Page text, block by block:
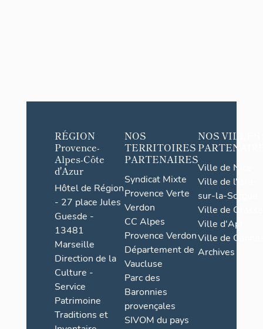
RÉGION
Provence-
Alpes-Côte
d'Azur
Hôtel de Région
- 27 place Jules
Guesde -
13481
Marseille
Direction de la
Culture -
Service
Patrimoine
Traditions et
NOS
TERRITOIRES
PARTENAIRES
Syndicat Mixte
Provence Verte
Verdon
CC Alpes
Provence Verdon
Département de
Vaucluse
Parc des
Baronnies
provençales
SIVOM du pays
NOS VILLES
Ville de Nice
Ville de l'Isle-
sur-la-Sorgue
Ville de Grasse
Ville d'Apt
Ville de
Archives